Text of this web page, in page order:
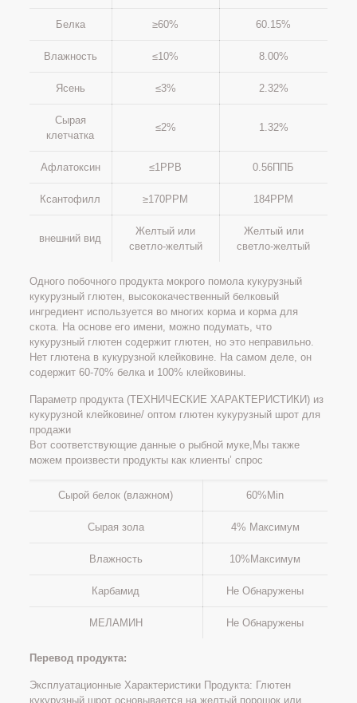
Белка ≥60% 60.15%
Влажность ≤10% 8.00%
Ясень ≤3% 2.32%
Сырая
клетчатка
≤2% 1.32%
Афлатоксин ≤1PPB 0.56ППБ
Ксантофилл ≥170PPM 184PPM
внешний вид
Желтый или
светло-желтый
Желтый или
светло-желтый
Одного побочного продукта мокрого помола кукурузный
кукурузный глютен, высококачественный белковый
ингредиент используется во многих корма и корма для
скота. На основе его имени, можно подумать, что
кукурузный глютен содержит глютен, но это неправильно.
Нет глютена в кукурузной клейковине. На самом деле, он
содержит 60-70% белка и 100% клейковины.
Параметр продукта (ТЕХНИЧЕСКИЕ ХАРАКТЕРИСТИКИ) из
кукурузной клейковине/ оптом глютен кукурузный шрот для
продажи
Вот соответствующие данные о рыбной муке,Мы также
можем произвести продукты как клиенты’ спрос
Сырой белок (влажном) 60%Min
Сырая зола 4% Максимум
Влажность 10%Максимум
Карбамид Не Обнаружены
МЕЛАМИН Не Обнаружены
Перевод продукта:
Эксплуатационные Характеристики Продукта: Глютен
кукурузный шрот основывается на желтый порошок или